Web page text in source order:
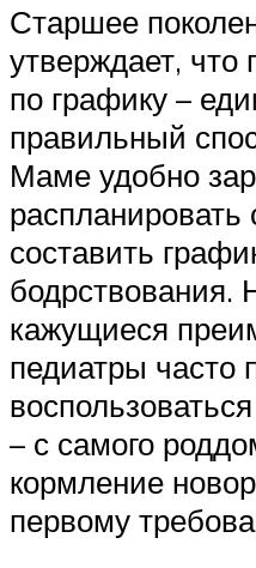
Старшее
утверждает,
по графику –
правильный
Маме удобно
составить
бодрствования.
кажущиеся
педиатры часто
– с самого
кормление
первому